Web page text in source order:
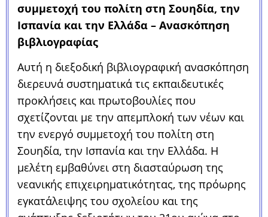
συμμετοχή του πολίτη στη Σουηδία, την
Ισπανία και την Ελλάδα – Ανασκόπηση
βιβλιογραφίας
Αυτή η διεξοδική βιβλιογραφική ανασκόπηση
διερευνά συστηματικά τις εκπαιδευτικές
προκλήσεις και πρωτοβουλίες που
σχετίζονται με την απεμπλοκή των νέων και
την ενεργό συμμετοχή του πολίτη στη
Σουηδία, την Ισπανία και την Ελλάδα. Η
μελέτη εμβαθύνει στη διασταύρωση της
νεανικής επιχειρηματικότητας, της πρόωρης
εγκατάλειψης του σχολείου και της